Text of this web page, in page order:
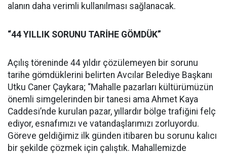
alanın daha verimli kullanılması sağlanacak.
“44 YILLIK SORUNU TARİHE GÖMDÜK”
Açılış töreninde 44 yıldır çözülemeyen bir sorunu
tarihe gömdüklerini belirten Avcılar Belediye Başkanı
Utku Caner Çaykara; “Mahalle pazarları kültürümüzün
önemli simgelerinden bir tanesi ama Ahmet Kaya
Caddesi’nde kurulan pazar, yıllardır bölge trafiğini felç
ediyor, esnafımızı ve vatandaşlarımızı zorluyordu.
Göreve geldiğimiz ilk günden itibaren bu sorunu kalıcı
bir şekilde çözmek için çalıştık. Mahallemizde